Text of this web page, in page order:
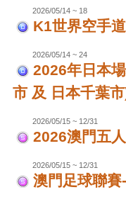
2026/05/14 ~ 18
K1世界空手
2026/05/14 ~ 24
2026年日本
市 及 日本千葉
2026/05/15 ~ 12/31
2026澳門五
2026/05/15 ~ 12/31
澳門足球聯